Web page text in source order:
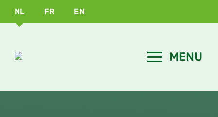
NL FR EN